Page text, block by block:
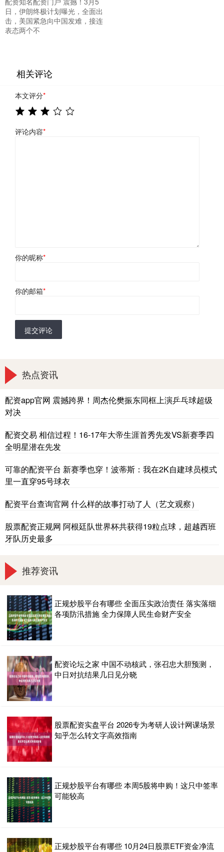
日，伊朗终极计划曝光，全面出
击，美国紧急向中国发难，接连
表态两个不
相关评论
本文评分*
评论内容*
你的昵称*
你的邮箱*
提交评论
热点资讯
配资app官网 震撼跨界！周杰伦樊振东同框上演乒乓球超级
对决
配资交易 相信过程！16-17年大帝生涯首秀先发VS新赛季四
全明星潜在先发
可靠的配资平台 新赛季也穿！波蒂斯：我在2K自建球员模式
里一直穿95号球衣
配资平台查询官网 什么样的故事打动了人（艺文观察）
股票配资正规网 阿根廷队世界杯共获得19粒点球，超越西班
牙队历史最多
推荐资讯
正规炒股平台有哪些 全面压实政治责任 落实落细
各项防汛措施 全力保障人民生命财产安全
配资论坛之家 中国不动核武，张召忠大胆预测，
中日对抗结果几日见分晓
股票配资实盘平台 2026专为考研人设计网课场景
知乎怎么转文字高效指南
正规炒股平台有哪些 本周5股将申购！这只中签率
可能较高
正规炒股平台有哪些 10月24日股票ETF资金净流